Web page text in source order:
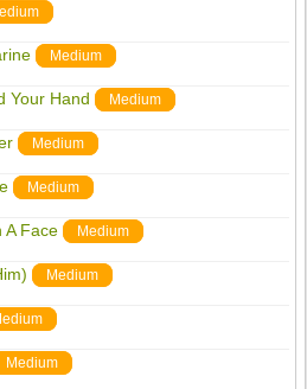
Medium
Your Hand Medium
Medium
Medium
A Face Medium
Medium
Medium